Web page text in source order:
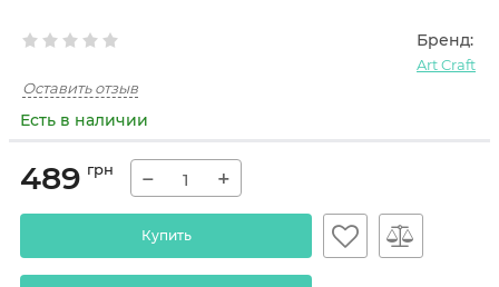
Бренд:
Art Craft
Оставить отзыв
Есть в наличии
489 грн − +
Купить